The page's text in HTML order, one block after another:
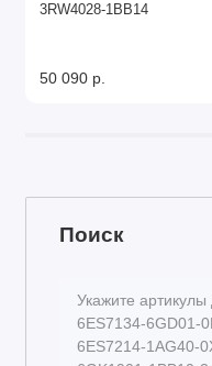
3RW4028-1BB14
50 090 р.
Поиск